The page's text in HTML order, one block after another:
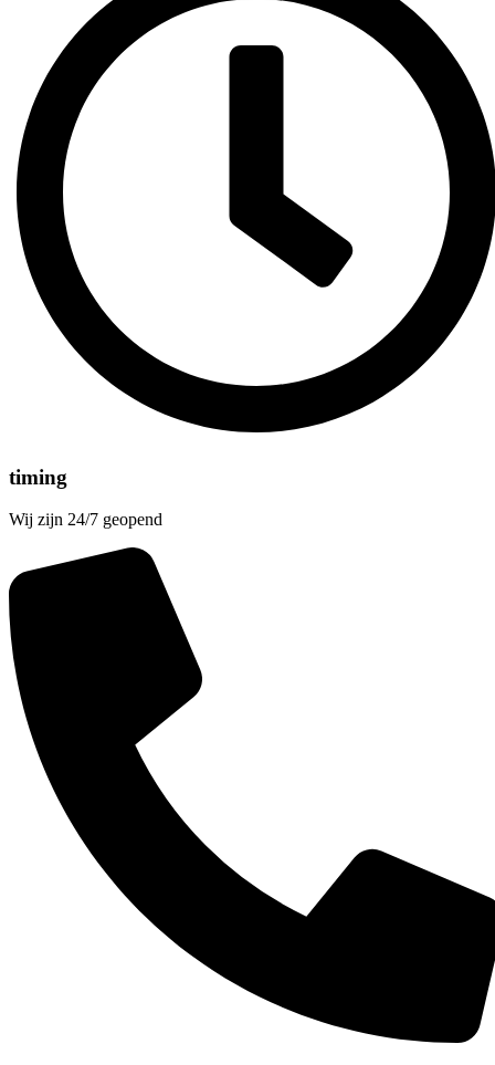
timing
Wij zijn 24/7 geopend